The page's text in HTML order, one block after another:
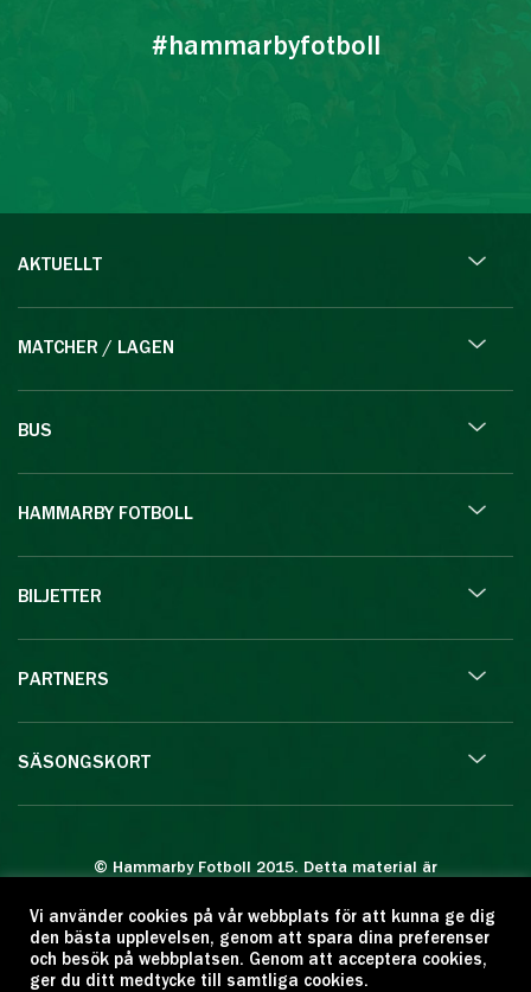
#hammarbyfotboll
AKTUELLT
MATCHER / LAGEN
BUS
HAMMARBY FOTBOLL
BILJETTER
PARTNERS
SÄSONGSKORT
© Hammarby Fotboll 2015. Detta material är
Eftertryck eller annan kopiering är förbjuden.
Citera oss gärna men ange källan:
www.hammarbyfotboll.se. Ansvarig utgivare:
Vi använder cookies på vår webbplats för att kunna ge dig
den bästa upplevelsen, genom att spara dina preferenser
och besök på webbplatsen. Genom att acceptera cookies,
ger du ditt medtycke till samtliga cookies.